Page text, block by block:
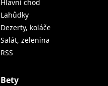
Hlavní chod
Lahůdky
Dezerty, koláče
Salát, zelenina
RSS
Bety